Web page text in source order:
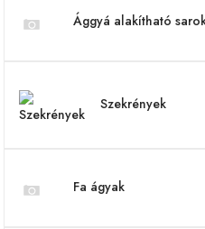
Ággyá alakítható
Szekrények
Fa ágyak